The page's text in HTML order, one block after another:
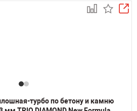
турбо по бетону и камню